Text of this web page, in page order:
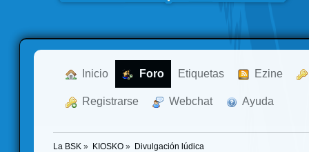
Inicio Foro Etiquetas Ezine
Registrarse Webchat Ayuda
La BSK » KIOSKO» Divulgación lúdica